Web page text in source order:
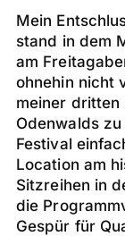
Mein
stand in dem
am
ohnehin nicht
meiner dritten
Odenwalds
Festival
Location am
Sitzreihen in
die
Gespür für